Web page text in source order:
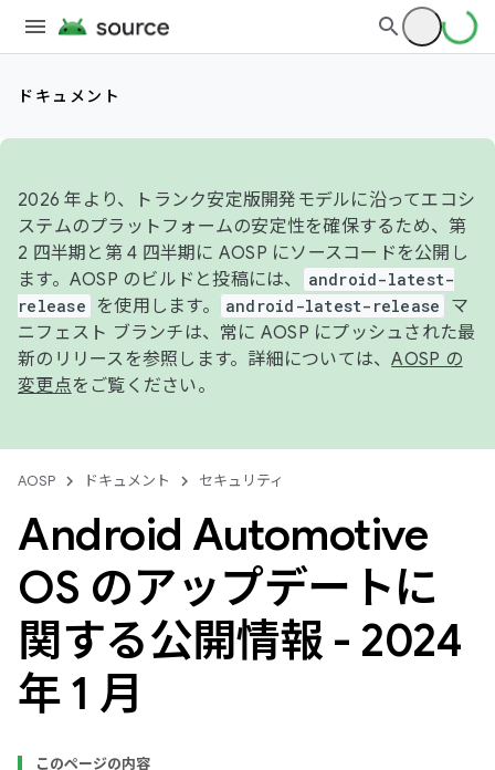
ドキュメント
2026 年より、トランク安定版開発モデルに沿ってエコシ
ステムのプラットフォームの安定性を確保するため、第
2 四半期と第 4 四半期に AOSP にソースコードを公開し
ます。AOSP のビルドと投稿には、
android-latest-
release
を使用します。 android-latest-release
マ
ニフェスト ブランチは、常に AOSP にプッシュされた最
新のリリースを参照します。詳細については、AOSP の
変更点をご覧ください。
AOSP ドキュメント セキュリティ
Android Automotive
OS のアップデートに
関する公開情報 - 2024
年 1 月
このページの内容